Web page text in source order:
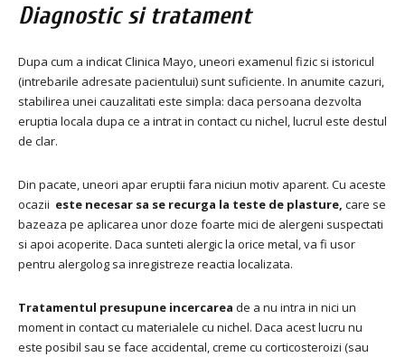
Diagnostic si tratament
Dupa cum a indicat Clinica Mayo, uneori examenul fizic si istoricul
(intrebarile adresate pacientului) sunt suficiente. In anumite cazuri,
stabilirea unei cauzalitati este simpla: daca persoana dezvolta
eruptia locala dupa ce a intrat in contact cu nichel, lucrul este destul
de clar.
Din pacate, uneori apar eruptii fara niciun motiv aparent. Cu aceste
ocazii este necesar sa se recurga la teste de plasture, care se
bazeaza pe aplicarea unor doze foarte mici de alergeni suspectati
si apoi acoperite. Daca sunteti alergic la orice metal, va fi usor
pentru alergolog sa inregistreze reactia localizata.
Tratamentul presupune incercarea de a nu intra in nici un
moment in contact cu materialele cu nichel. Daca acest lucru nu
este posibil sau se face accidental, creme cu corticosteroizi (sau